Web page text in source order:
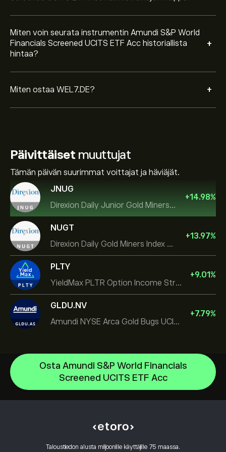
Miten voin seurata instrumentin Amundi S&P World
Financials Screened UCITS ETF Acc historiallista
hintaa?
+
Miten ostaa WEL7.DE? +
Päivittäiset muuttujat
Tämän päivän suurimmat voittajat ja häviäjät.
JNUG
Direxion Daily Junior Gold Miners Index Bull 2X ETF
+14.98%
NUGT
Direxion Daily Gold Miners Index Bull 2X ETF
+13.97%
PLTY
YieldMax PLTR Option Income Strategy ETF
+9.01%
GLDU.NV
Amundi NYSE Arca Gold Bugs UCITS ETF Dist
+7.79%
Osta Amundi S&P World Financials
Screened UCITS ETF Acc
Taloustiedon alusta miljoonille käyttäjille 75 maassa.
State Street SPDR S&P 500 ETF
Invesco QQQ
iShares $ Treasury Bond 0-1yr UCITS ETF
SS SPDR S&P 500 UCITS ETF
Vastuullinen kaupankäynti
Mikä on vipuvaikutus ja marginaali